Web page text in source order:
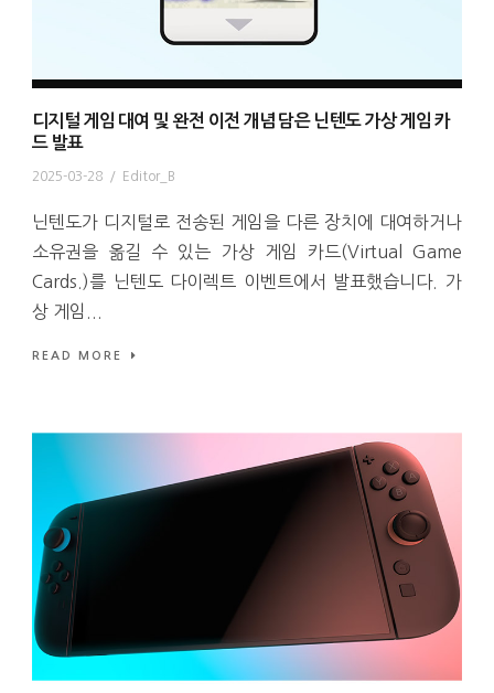
디지털 게임 대여 및 완전 이전 개념 담은 닌텐도 가상 게임 카
드 발표
2025-03-28 / Editor_B
닌텐도가 디지털로 전송된 게임을 다른 장치에 대여하거나
소유권을 옮길 수 있는 가상 게임 카드(Virtual Game
Cards.)를 닌텐도 다이렉트 이벤트에서 발표했습니다. 가
상 게임...
READ MORE